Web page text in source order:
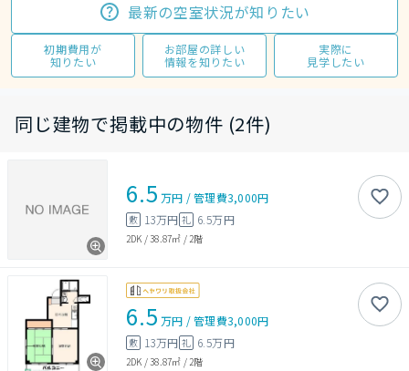
最新の空室状況が知りたい
初期費用が
知りたい
お部屋の詳しい
情報を知りたい
実際に
見学したい
同じ建物で掲載中の物件 (2件)
6.5 万円 /管理費3,000円
敷 13万円 礼 6.5万円
2DK /38.87㎡ / 2階
6.5 万円 /管理費3,000円
敷 13万円 礼 6.5万円
2DK /38.87㎡ /2階